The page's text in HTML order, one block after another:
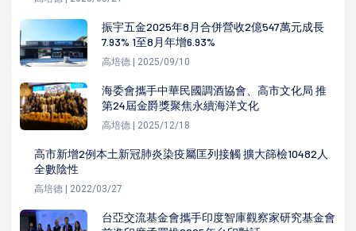
振宇五金2025年8月合併營收2億547萬元成長
7.93% 1至8月年增6.93%
高培德 | 2025/09/10
海委會攜手中華民國調酒協會、高市文化局 推
第24屆金爵獎聚焦永續海洋文化
高培德 | 2025/12/18
高市新增2例本土新冠肺炎染疫屬匡列接觸 擴大篩檢10482人
全數陰性
高培德 | 2022/03/27
台亞交流基金會攜手印度智庫觀察家研究基金會